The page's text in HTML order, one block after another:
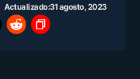
Actualizado:31 agosto, 2023